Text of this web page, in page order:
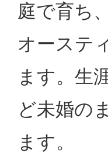
庭で育ち
オーステ
ます。生
ど未婚の
ます。